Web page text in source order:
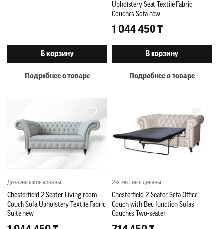
В корзину
Подробнее о товаре
Upholstery Seat Textile Fabric
Couches Sofa new
1 044 450 ₸
В корзину
Подробнее о товаре
Дизайнерские диваны
Chesterfield 2 Seater Living room
Couch Sofa Upholstery Textile Fabric
Suite new
2-х местные диваны
Chesterfield 2 Seater Sofa Office
Couch with Bed function Sofas
Couches Two-seater